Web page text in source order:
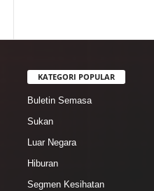
KATEGORI POPULAR
Buletin Semasa
Sukan
Luar Negara
Hiburan
Segmen Kesihatan